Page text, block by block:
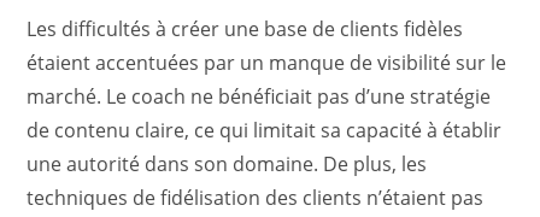
Les difficultés à créer une base de clients fidèles
étaient accentuées par un manque de visibilité sur le
marché. Le coach ne bénéficiait pas d’une stratégie
de contenu claire, ce qui limitait sa capacité à établir
une autorité dans son domaine. De plus, les
techniques de fidélisation des clients n’étaient pas